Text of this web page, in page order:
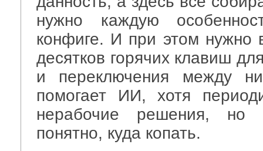
нужно каждую
конфиге. И при этом нужно
десятков горячих клавиш
и переключения между
помогает ИИ, хотя
нерабочие решения,
понятно, куда копать.